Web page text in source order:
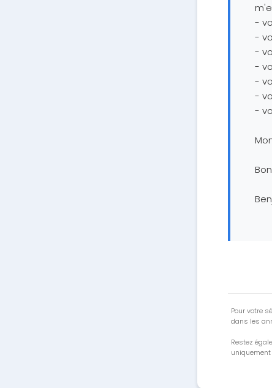
-
-
-
-
-
-
-
Pour votre
dans les
Restez